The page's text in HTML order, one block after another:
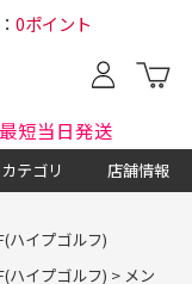
0ポイント
短当日発送
カテゴリ 店舗情報
ハイプゴルフ)
ハイプゴルフ) > メン